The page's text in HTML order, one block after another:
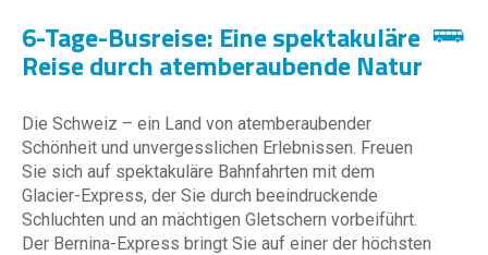
6-Tage-Busreise: Eine spektakuläre
Reise durch atemberaubende Natur
Die Schweiz – ein Land von atemberaubender
Schönheit und unvergesslichen Erlebnissen. Freuen
Sie sich auf spektakuläre Bahnfahrten mit dem
Glacier-Express, der Sie durch beeindruckende
Schluchten und an mächtigen Gletschern vorbeiführt.
Der Bernina-Express bringt Sie auf einer der höchsten